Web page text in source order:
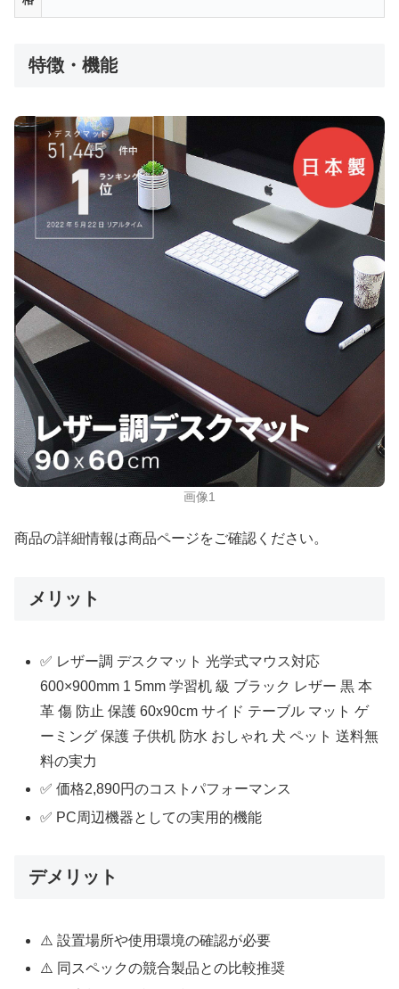
特徴・機能
画像1
商品の詳細情報は商品ページをご確認ください。
メリット
✅ レザー調 デスクマット 光学式マウス対応
600×900mm 1 5mm 学習机 級 ブラック レザー 黒 本
革 傷 防止 保護 60x90cm サイド テーブル マット ゲ
ーミング 保護 子供机 防水 おしゃれ 犬 ペット 送料無
料の実力
✅ 価格2,890円のコストパフォーマンス
✅ PC周辺機器としての実用的機能
デメリット
⚠️ 設置場所や使用環境の確認が必要
⚠️ 同スペックの競合製品との比較推奨